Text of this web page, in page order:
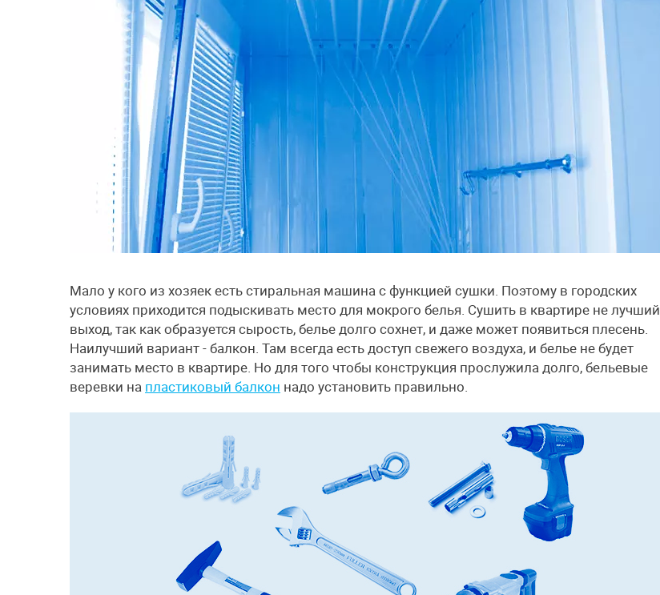
Мало у кого из хозяек есть стиральная машина с функцией сушки. Поэтому в городских
условиях приходится подыскивать место для мокрого белья. Сушить в квартире не лучший
выход, так как образуется сырость, белье долго сохнет, и даже может появиться плесень.
Наилучший вариант - балкон. Там всегда есть доступ свежего воздуха, и белье не будет
занимать место в квартире. Но для того чтобы конструкция прослужила долго, бельевые
веревки на пластиковый балкон надо установить правильно.